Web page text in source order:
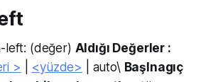
left: (değer) Aldığı Değerler :
>
<yüzde> | auto\ Başlnagıç